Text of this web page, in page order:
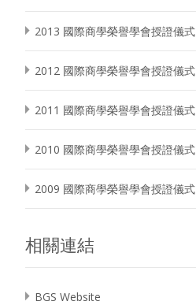
2013 國際商學榮譽學會授證儀式
2012 國際商學榮譽學會授證儀式
2011 國際商學榮譽學會授證儀式
2010 國際商學榮譽學會授證儀式
2009 國際商學榮譽學會授證儀式
相關連結
BGS Website